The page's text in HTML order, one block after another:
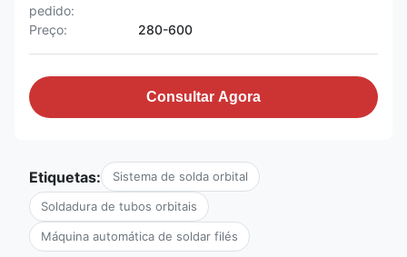
pedido:
Preço: 280-600
Consultar Agora
Etiquetas: Sistema de solda orbital
Soldadura de tubos orbitais
Máquina automática de soldar filés